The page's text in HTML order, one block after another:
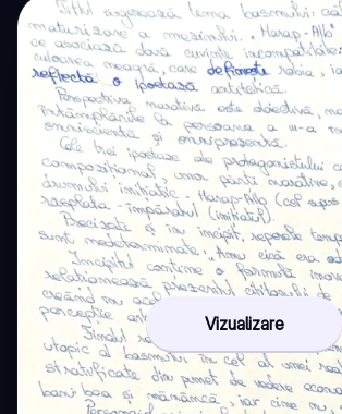
Vizualizare